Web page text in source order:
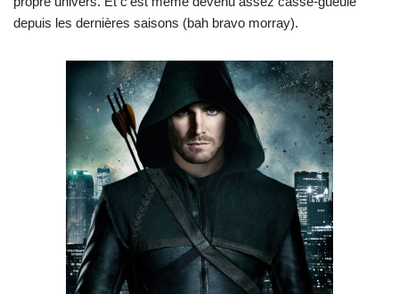
depuis les dernières saisons (bah bravo morray).